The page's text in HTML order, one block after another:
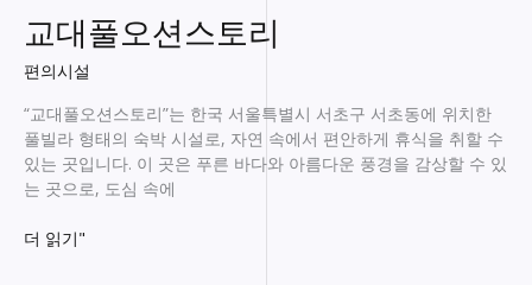
교대풀오션스토리
편의시설
“교대풀오션스토리”는 한국 서울특별시 서초구 서초동에 위치한
풀빌라 형태의 숙박 시설로, 자연 속에서 편안하게 휴식을 취할 수
있는 곳입니다. 이 곳은 푸른 바다와 아름다운 풍경을 감상할 수 있
는 곳으로, 도심 속에
교
더 읽기"